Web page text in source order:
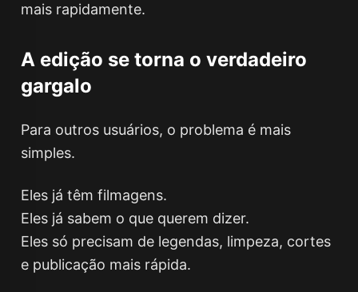
mais rapidamente.
A edição se torna o verdadeiro
gargalo
Para outros usuários, o problema é mais
simples.
Eles já têm filmagens.
Eles já sabem o que querem dizer.
Eles só precisam de legendas, limpeza, cortes
e publicação mais rápida.